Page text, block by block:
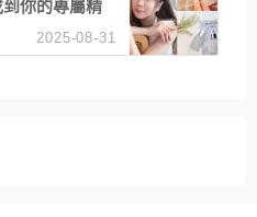
你的專屬精
賦精華」維持
2025-08-31